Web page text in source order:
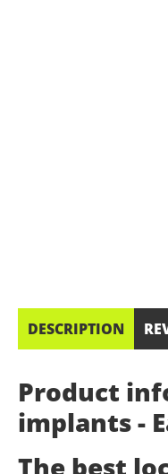
DESCRIPTION
Product
implants -
The best